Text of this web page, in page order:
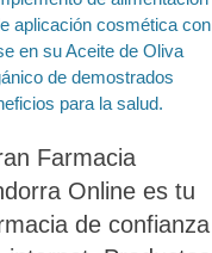
Farmacia
Online es tu
de confianza